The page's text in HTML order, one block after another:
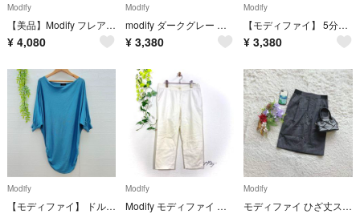
Modify
【美品】Modify フレアブラウス カットソー (40) ピーコックブルー
¥ 4,080
Modify
modify ダークグレー スリムフィットパンツ 42
¥ 3,380
Modify
【モディファイ】 5分袖ワンピース インナーキャミ ウエスト切り替え ベルト付き
¥ 3,380
Modify
【モディファイ】 ドルマンニット ボートネック 寒色系 （L） シルク 絹混
Modify
Modify モディファイ クロップドパンツ サブリナパンツ ホワイト 白 40
Modify
モディファイ ひざ丈スカート タイト 38/M 日本製 裏地あり オフィス 通勤